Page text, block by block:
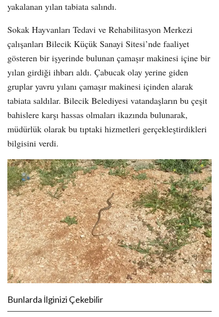
yakalanan yılan tabiata salındı.
Sokak Hayvanları Tedavi ve Rehabilitasyon Merkezi
çalışanları Bilecik Küçük Sanayi Sitesi’nde faaliyet
gösteren bir işyerinde bulunan çamaşır makinesi içine bir
yılan girdiği ihbarı aldı. Çabucak olay yerine giden
gruplar yavru yılanı çamaşır makinesi içinden alarak
tabiata saldılar. Bilecik Belediyesi vatandaşların bu çeşit
bahislere karşı hassas olmaları ikazında bulunarak,
müdürlük olarak bu tıptaki hizmetleri gerçekleştirdikleri
bilgisini verdi.
Bunlarda İlginizi Çekebilir